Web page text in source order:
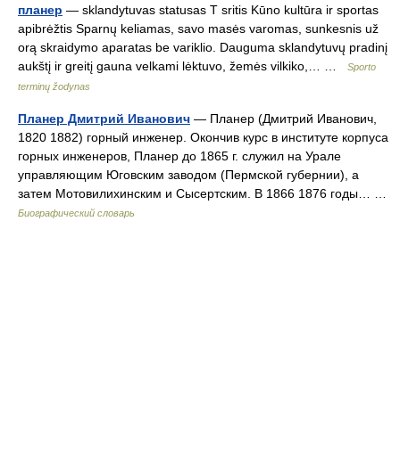
планер — sklandytuvas statusas T sritis Kūno kultūra ir sportas
apibrėžtis Sparnų keliamas, savo masės varomas, sunkesnis už
orą skraidymo aparatas be variklio. Dauguma sklandytuvų pradinį
aukštį ir greitį gauna velkami lėktuvo, žemės vilkiko,… …
Sporto
terminų žodynas
Планер Дмитрий Иванович — Планер (Дмитрий Иванович,
1820 1882) горный инженер. Окончив курс в институте корпуса
горных инженеров, Планер до 1865 г. служил на Урале
управляющим Юговским заводом (Пермской губернии), а
затем Мотовилихинским и Сысертским. В 1866 1876 годы… …
Биографический словарь